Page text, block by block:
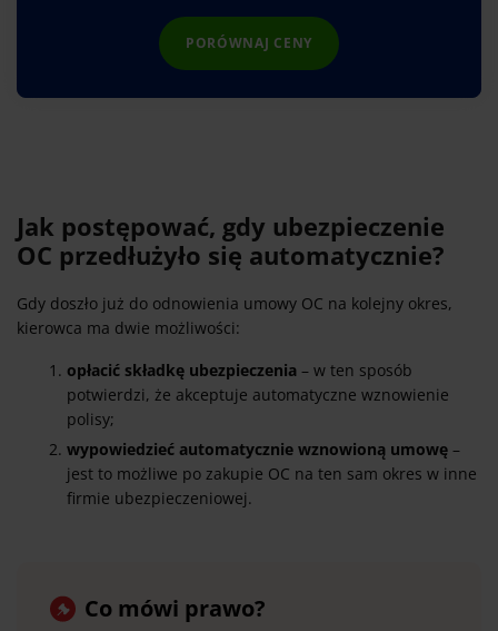
PORÓWNAJ CENY
Jak postępować, gdy ubezpieczenie
OC przedłużyło się automatycznie?
Gdy doszło już do odnowienia umowy OC na kolejny okres,
kierowca ma dwie możliwości:
opłacić składkę ubezpieczenia – w ten sposób
potwierdzi, że akceptuje automatyczne wznowienie
polisy;
wypowiedzieć automatycznie wznowioną umowę –
jest to możliwe po zakupie OC na ten sam okres w inne
firmie ubezpieczeniowej.
Co mówi prawo?